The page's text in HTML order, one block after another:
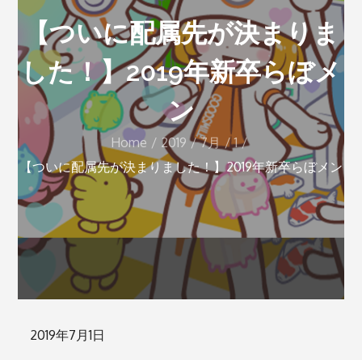
【ついに配属先が決まりま
した！】2019年新卒らぼメ
ン
Home 2019 7月
1
【ついに配属先が決まりました！】2019年新卒らぼメン
Posted
2019年7月1日